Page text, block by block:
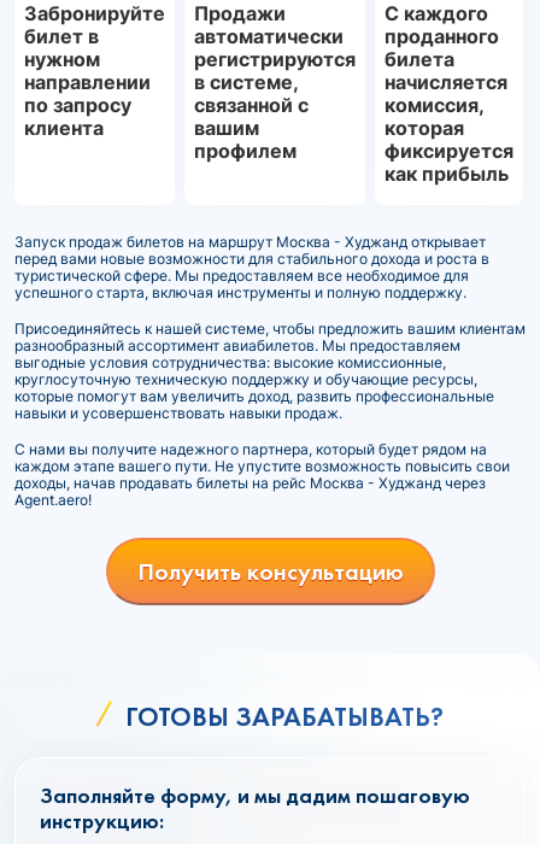
Забронируйте
билет в
нужном
направлении
по запросу
клиента
Продажи
автоматически
регистрируются
в системе,
связанной с
вашим
профилем
С каждого
проданного
билета
начисляется
комиссия,
которая
фиксируется
как прибыль
Запуск продаж билетов на маршрут Москва - Худжанд открывает
перед вами новые возможности для стабильного дохода и роста в
туристической сфере. Мы предоставляем все необходимое для
успешного старта, включая инструменты и полную поддержку.
Присоединяйтесь к нашей системе, чтобы предложить вашим клиентам
разнообразный ассортимент авиабилетов. Мы предоставляем
выгодные условия сотрудничества: высокие комиссионные,
круглосуточную техническую поддержку и обучающие ресурсы,
которые помогут вам увеличить доход, развить профессиональные
навыки и усовершенствовать навыки продаж.
С нами вы получите надежного партнера, который будет рядом на
каждом этапе вашего пути. Не упустите возможность повысить свои
доходы, начав продавать билеты на рейс Москва - Худжанд через
Agent.aero!
Получить консультацию
ГОТОВЫ ЗАРАБАТЫВАТЬ?
Заполняйте форму, и мы дадим пошаговую
инструкцию: